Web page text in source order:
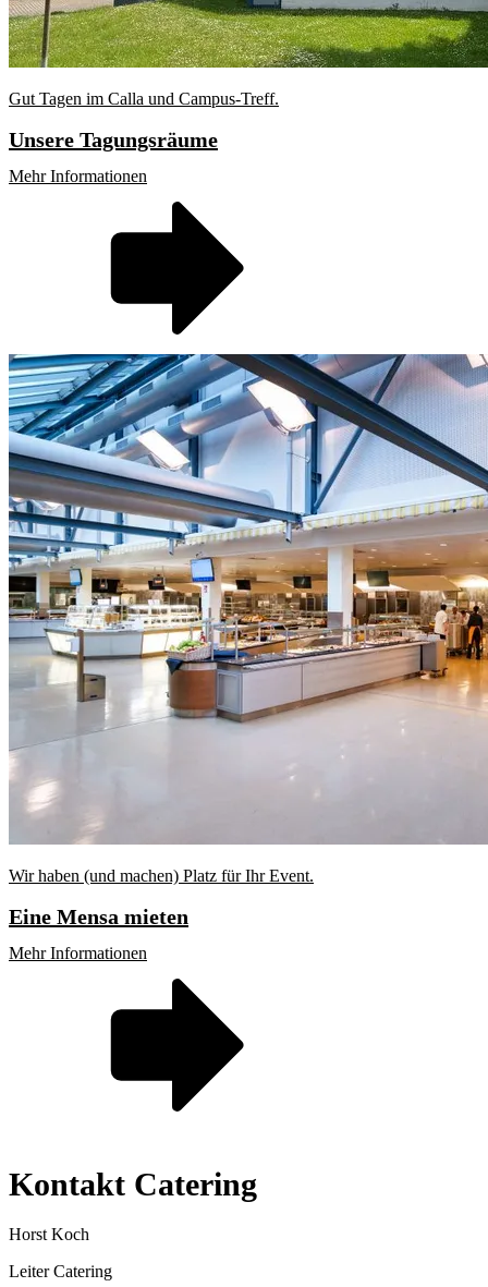
Gut Tagen im Calla und Campus-Treff.
Unsere Tagungsräume
Mehr Informationen
Wir haben (und machen) Platz für Ihr Event.
Eine Mensa mieten
Mehr Informationen
Kontakt Catering
Horst Koch
Leiter Catering